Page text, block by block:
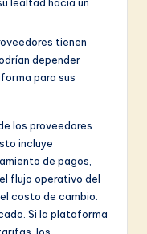
tienen
depender
para sus
los proveedores
incluye
de pagos,
flujo operativo del
costo de cambio.
Si la plataforma
los